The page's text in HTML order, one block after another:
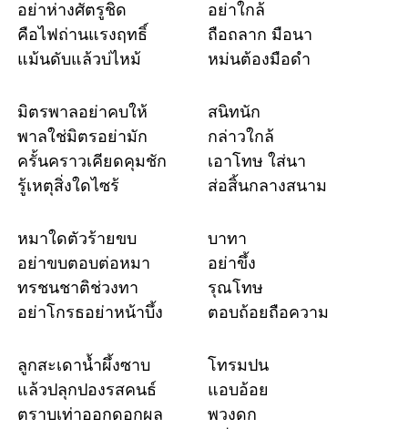
อย่าห่างศัตรูชิด
คือไฟถ่านแรงฤทธิ์
แม้นดับแล้วบ่ไหม้
อย่าใกล้
ถือถลาก มือนา
หม่นต้องมือดำ
มิตรพาลอย่าคบให้
พาลใช่มิตรอย่ามัก
ครั้นคราวเคียดคุมชัก
รู้เหตุสิ่งใดไซร้
สนิทนัก
กล่าวใกล้
เอาโทษ ใส่นา
ส่อสิ้นกลางสนาม
หมาใดตัวร้ายขบ
อย่าขบตอบต่อหมา
ทรชนชาติช่วงทา
อย่าโกรธอย่าหน้าบึ้ง
บาทา
อย่าขึ้ง
รุณโทษ
ตอบถ้อยถือความ
ลูกสะเดาน้ำผึ้งซาบ
แล้วปลุกปองรสคนธ์
ตราบเท่าออกดอกผล
โทรมปน
แอบอ้อย
พวงดก